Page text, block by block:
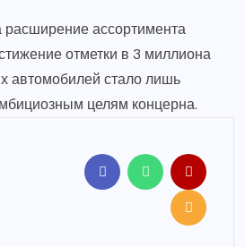
расширение ассортимента
отметки в 3 миллиона
автомобилей стало лишь
целям концерна.